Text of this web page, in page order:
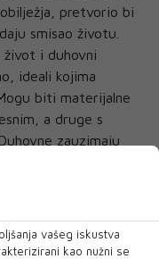
pretvorio bi
smisao životu.
i duhovni
ideali kojima
biti materijalne
a druge s
zauzimaju
–
vrjednota.
ljubav, pravda,
vašeg iskustva
kao nužni se